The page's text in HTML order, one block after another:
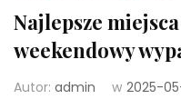
Najlepsze
weekendowy
Autor: admin w 2025-